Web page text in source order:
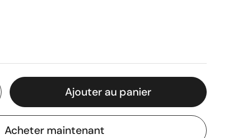
Ajouter au panier
Acheter maintenant